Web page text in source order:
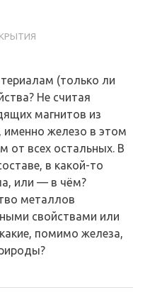
(только ли
Не считая
магнитов из
железо в этом
от всех остальных. В
в какой-то
или — в чём?
металлов
свойствами или
помимо железа,